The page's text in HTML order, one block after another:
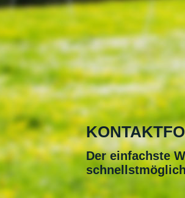
Der einfachste